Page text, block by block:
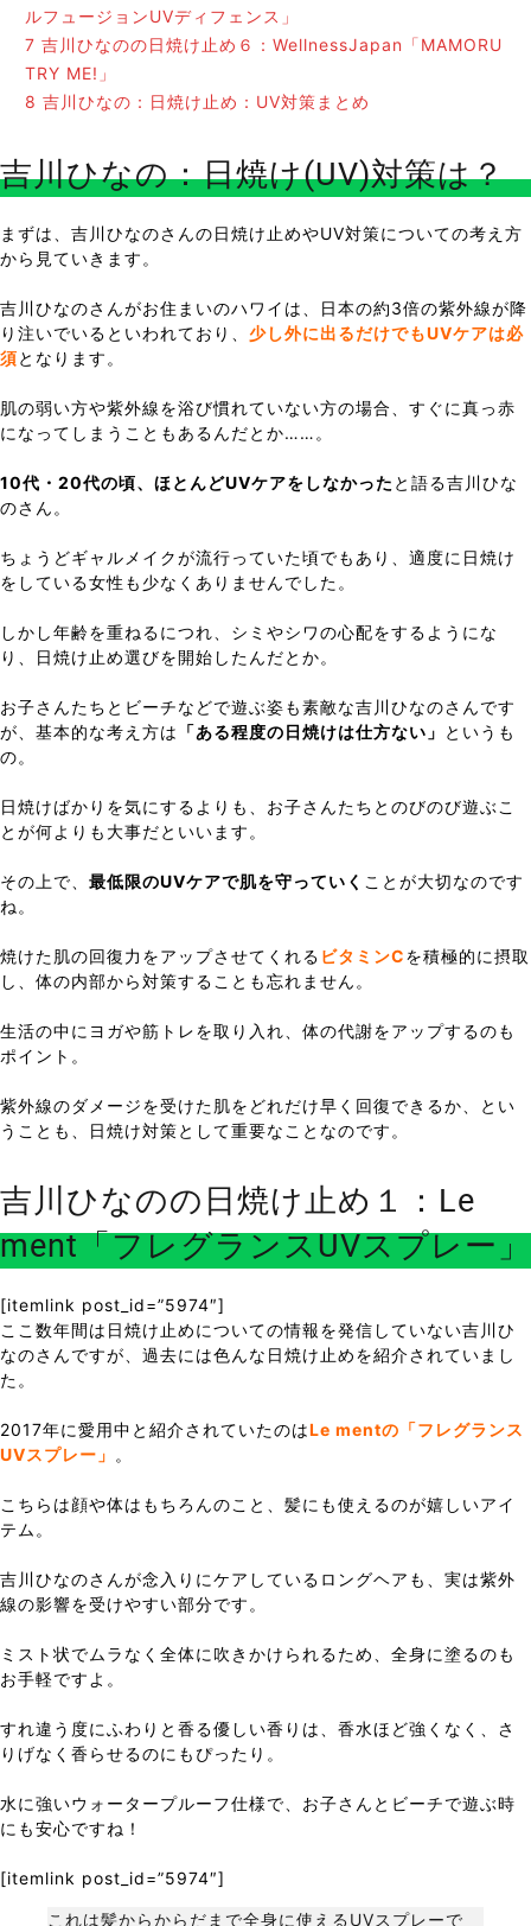
ルフュージョンUVディフェンス」
7 吉川ひなのの日焼け止め６：WellnessJapan「MAMORU
TRY ME!」
8 吉川ひなの：日焼け止め：UV対策まとめ
吉川ひなの：日焼け(UV)対策は？
まずは、吉川ひなのさんの日焼け止めやUV対策についての考え方
から見ていきます。
吉川ひなのさんがお住まいのハワイは、日本の約3倍の紫外線が降
り注いでいるといわれており、 少し外に出るだけでもUVケアは必
須となります。
肌の弱い方や紫外線を浴び慣れていない方の場合、すぐに真っ赤
になってしまうこともあるんだとか……。
10代・20代の頃、ほとんどUVケアをしなかった と語る吉川ひな
のさん。
ちょうどギャルメイクが流行っていた頃でもあり、適度に日焼け
をしている女性も少なくありませんでした。
しかし年齢を重ねるにつれ、シミやシワの心配をするようにな
り、日焼け止め選びを開始したんだとか。
お子さんたちとビーチなどで遊ぶ姿も素敵な吉川ひなのさんです
が、基本的な考え方は 「ある程度の日焼けは仕方ない」 というも
の。
日焼けばかりを気にするよりも、お子さんたちとのびのび遊ぶこ
とが何よりも大事だといいます。
その上で、 最低限のUVケアで肌を守っていく ことが大切なのです
ね。
焼けた肌の回復力をアップさせてくれる ビタミンCを積極的に摂取
し、体の内部から対策することも忘れません。
生活の中にヨガや筋トレを取り入れ、体の代謝をアップするのも
ポイント。
紫外線のダメージを受けた肌をどれだけ早く回復できるか、とい
うことも、日焼け対策として重要なことなのです。
吉川ひなのの日焼け止め１：Le
ment「フレグランスUVスプレー」
[itemlink post_id=”5974″]
ここ数年間は日焼け止めについての情報を発信していない吉川ひ
なのさんですが、過去には色んな日焼け止めを紹介されていまし
た。
2017年に愛用中と紹介されていたのはLe mentの「フレグランス
UVスプレー」 。
こちらは顔や体はもちろんのこと、髪にも使えるのが嬉しいアイ
テム。
吉川ひなのさんが念入りにケアしているロングヘアも、実は紫外
線の影響を受けやすい部分です。
ミスト状でムラなく全体に吹きかけられるため、全身に塗るのも
お手軽ですよ。
すれ違う度にふわりと香る優しい香りは、香水ほど強くなく、さ
りげなく香らせるのにもぴったり。
水に強いウォータープルーフ仕様で、お子さんとビーチで遊ぶ時
にも安心ですね！
[itemlink post_id=”5974″]
これは髪からからだまで全身に使えるUVスプレーで